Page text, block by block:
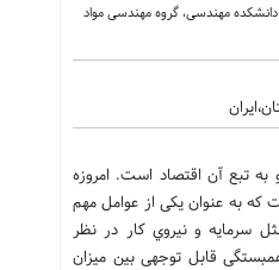
به تبع آن اقتصاد است. امروزه
که به عنوان یکی از عوامل مهم
سرمايه و نيروي کار در نظر
قابل توجهی بین میزان